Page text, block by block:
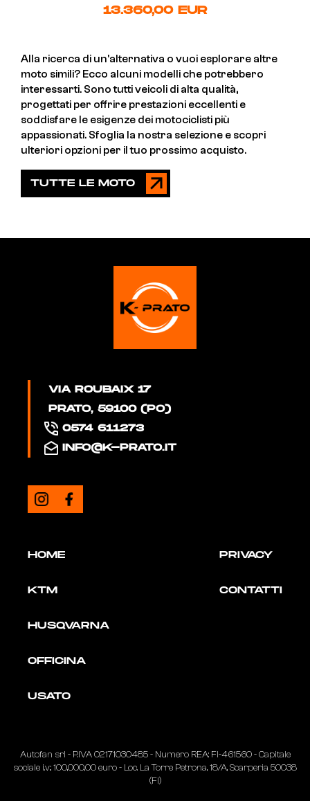
13.360,00 EUR
Alla ricerca di un'alternativa o vuoi esplorare altre
moto simili? Ecco alcuni modelli che potrebbero
interessarti. Sono tutti veicoli di alta qualità,
progettati per offrire prestazioni eccellenti e
soddisfare le esigenze dei motociclisti più
appassionati. Sfoglia la nostra selezione e scopri
ulteriori opzioni per il tuo prossimo acquisto.
TUTTE LE MOTO
HOME
KTM
HUSQVARNA
OFFICINA
USATO
PRIVACY
CONTATTI
VIA ROUBAIX 17
PRATO, 59100 (PO)
0574 611273
INFO@K-PRATO.IT
Autofan srl - P.IVA02171030485- Numero REA: FI-461560 - Capitale
sociale i.v.: 100,000,00 euro - Loc. La Torre Petrona, 18/A, Scarperia 50038
(FI)